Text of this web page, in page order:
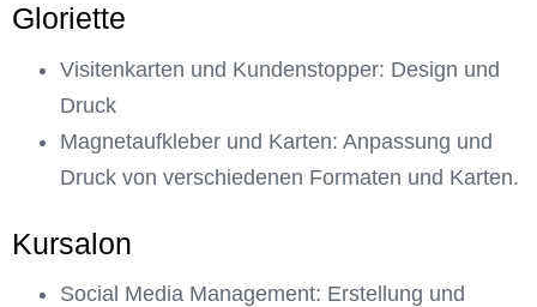
Gloriette
Visitenkarten und Kundenstopper: Design und
Druck
Magnetaufkleber und Karten: Anpassung und
Druck von verschiedenen Formaten und Karten.
Kursalon
Social Media Management: Erstellung und